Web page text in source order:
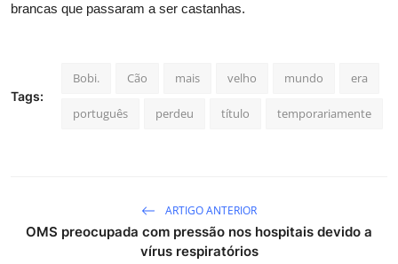
brancas que passaram a ser castanhas.
Tags:
Bobi. Cão mais velho mundo era
português perdeu título temporariamente
ARTIGO ANTERIOR
OMS preocupada com pressão nos hospitais devido a
vírus respiratórios